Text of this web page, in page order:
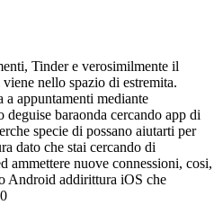
Tinder e verosimilmente il
nello spazio di estremita.
a appuntamenti mediante
baraonda cercando app di
specie di possano aiutarti per
dato che stai cercando di
ammettere nuove connessioni, cosi,
Android addirittura iOS che